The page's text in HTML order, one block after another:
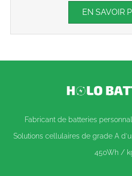
EN SAVOIR
Fabricant de batteries
Solutions cellulaires de grade A
450Wh /